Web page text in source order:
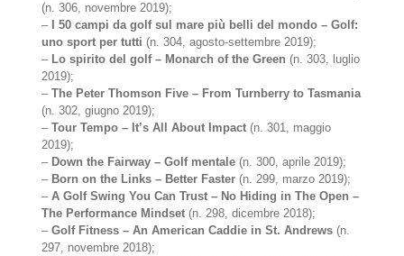
(n. 306, novembre 2019);
–
I 50 campi da golf sul mare più belli del mondo – Golf:
uno sport per tutti (n. 304, agosto-settembre 2019);
– Lo spirito del golf – Monarch of the Green (n. 303, luglio
2019);
–The Peter Thomson Five – From Turnberry to Tasmania
(n. 302, giugno 2019);
–Tour Tempo – It’s All About Impact (n. 301, maggio
2019);
– Down the Fairway – Golf mentale (n. 300, aprile 2019);
– Born on the Links – Better Faster (n. 299, marzo 2019);
–A Golf Swing You Can Trust – No Hiding in The Open –
The Performance Mindset (n. 298, dicembre 2018);
–Golf Fitness – An American Caddie in St. Andrews (n.
297, novembre 2018);